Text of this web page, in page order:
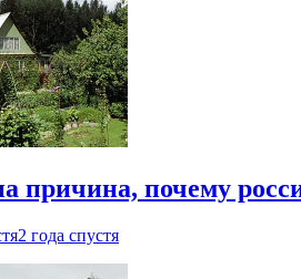
причина, почему
2 года спустя